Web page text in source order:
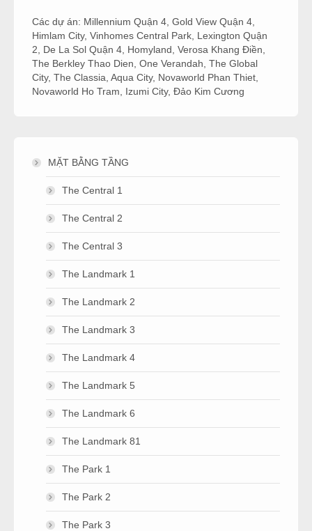
Các dự án: Millennium Quận 4 Gold View Quận 4
Himlam City, Vinhomes Central Park Lexington Quận
2
De La Sol Quận 4 Homyland Verosa Khang Điền
The Berkley Thao Dien One Verandah The Global
City, The Classia Aqua City, Novaworld Phan Thiet
Novaworld Ho Tram
Izumi City, Đảo Kim Cương
MẶT BẰNG TẦNG
The Central 1
The Central 2
The Central 3
The Landmark 1
The Landmark 2
The Landmark 3
The Landmark 4
The Landmark 5
The Landmark 6
The Landmark 81
The Park 1
The Park 2
The Park 3